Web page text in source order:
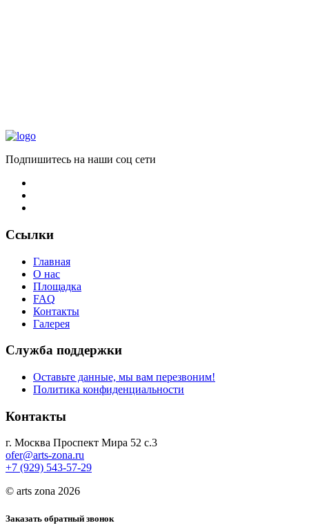
Подпишитесь на наши соц сети
Ссылки
Главная
О нас
Площадка
FAQ
Контакты
Галерея
Служба поддержки
Оставьте данные, мы вам перезвоним!
Политика конфиденциальности
Контакты
г. Москва Проспект Мира 52 с.3
ofer@arts-zona.ru
+7 (929) 543-57-29
© arts zona 2026
Заказать обратный звонок